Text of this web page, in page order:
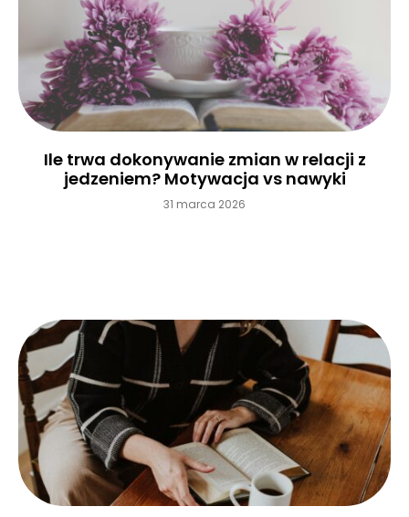
Ile trwa dokonywanie zmian w relacji z
jedzeniem? Motywacja vs nawyki
31 marca 2026